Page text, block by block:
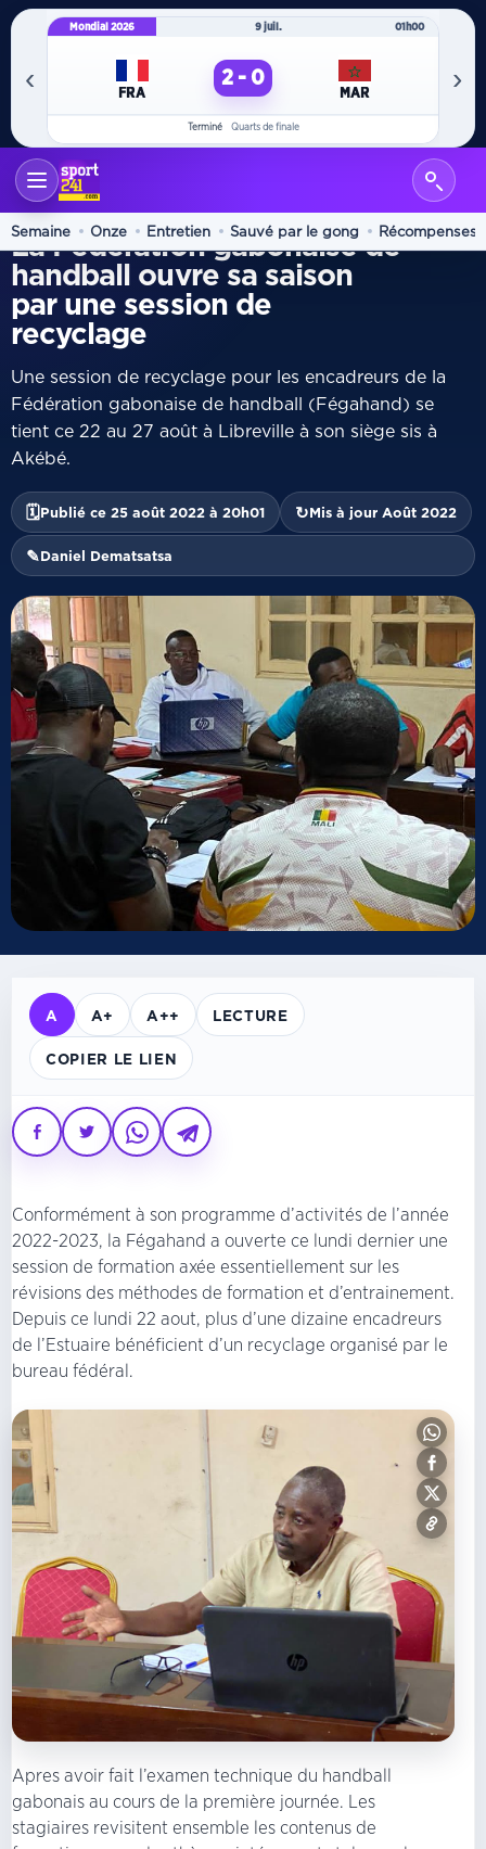
‹
Mondial 2026 9 juil. 01h00
FRA
2 - 0
MAR
Terminé Quarts de finale
›
Semaine Onze Entretien Sauvé par le gong Récompenses
ACCUEIL
RECYCLAGE
La Fédération gabonaise de
handball ouvre sa saison
par une session de
recyclage
Une session de recyclage pour les encadreurs de la
Fédération gabonaise de handball (Fégahand) se
tient ce 22 au 27 août à Libreville à son siège sis à
Akébé.
🗓Publié ce 25 août 2022 à 20h01 ↻Mis à jour Août 2022
✎Daniel Dematsatsa
A A+ A++ LECTURE
COPIER LE LIEN
Conformément à son programme d’activités de l’année
2022-2023, la Fégahand a ouverte ce lundi dernier une
session de formation axée essentiellement sur les
révisions des méthodes de formation et d’entrainement.
Depuis ce lundi 22 aout, plus d’une dizaine encadreurs
de l’Estuaire bénéficient d’un recyclage organisé par le
bureau fédéral.
Apres avoir fait l’examen technique du handball
gabonais au cours de la première journée. Les
stagiaires revisitent ensemble les contenus de